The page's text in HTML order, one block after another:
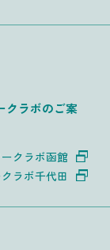
クラボのご案
ークラボ函館
ラボ千代田